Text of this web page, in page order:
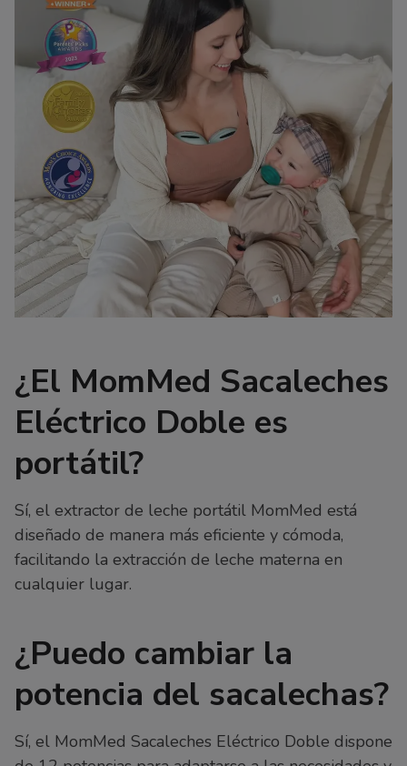
¿El MomMed Sacaleches
Eléctrico Doble es
portátil?
Sí, el extractor de leche portátil MomMed está
diseñado de manera más eficiente y cómoda,
facilitando la extracción de leche materna en
cualquier lugar.
¿Puedo cambiar la
potencia del sacalechas?
Sí, el MomMed Sacaleches Eléctrico Doble dispone